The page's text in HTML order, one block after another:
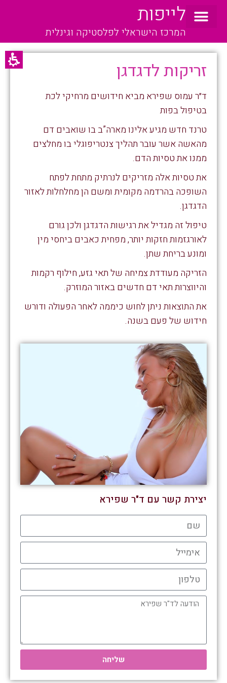
לייפות
המרכז הישראלי לפלסטיקה וגינלית
זריקות לדגדגן
ד״ר עמוס שפירא מביא חידושים מרחיקי לכת
בטיפול בפות
טרנד חדש מגיע אלינו מארה”ב בו שואבים דם
מהאשה אשר עובר תהליך צנטריפוגלי בו מחלצים
ממנו את טסיות הדם.
את טסיות אלה מזריקים לנרתיק מתחת לפתח
השופכה בהרדמה מקומית ומשם הן מחלחלות לאזור
הדגדגן.
טיפול זה מגדיל את רגישות הדגדגן ולכן גורם
לאורגזמות חזקות יותר, מפחית כאבים ביחסי מין
ומונע בריחת שתן.
הזריקה מעודדת צמיחה של תאי גזע, חילוף רקמות
והיווצרות תאי דם חדשים באזור המוזרק.
את התוצאות ניתן לחוש כיממה לאחר הפעולה ודורש
חידוש של פעם בשנה.
יצירת קשר עם ד"ר שפירא
שליחה